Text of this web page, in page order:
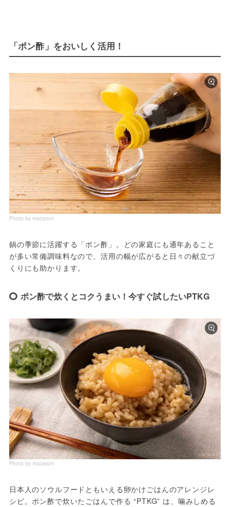
「ポン酢」をおいしく活用！
Photo by macaroni
鍋の季節に活躍する「ポン酢」。どの家庭にも通年あること
が多い常備調味料なので、活用の幅が広がると日々の献立づ
くりにも助かります。
ポン酢で炊くとコクうまい！今すぐ試したいPTKG
Photo by macaroni
日本人のソウルフードともいえる卵かけごはんのアレンジレ
シピ。ポン酢で炊いたごはんで作る “PTKG” は、噛みしめる